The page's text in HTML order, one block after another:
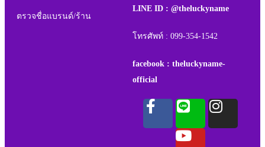
ตรวจชื่อแบรนด์/ร้าน
LINE ID : @theluckyname
โทรศัพท์ : 099-354-1542
facebook : theluckyname-
official